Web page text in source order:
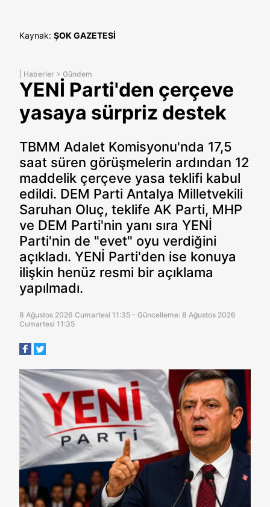
Kaynak: ŞOK GAZETESİ
Haberler > Gündem
YENİ Parti'den çerçeve
yasaya sürpriz destek
TBMM Adalet Komisyonu'nda 17,5
saat süren görüşmelerin ardından 12
maddelik çerçeve yasa teklifi kabul
edildi. DEM Parti Antalya Milletvekili
Saruhan Oluç, teklife AK Parti, MHP
ve DEM Parti'nin yanı sıra YENİ
Parti'nin de "evet" oyu verdiğini
açıkladı. YENİ Parti'den ise konuya
ilişkin henüz resmi bir açıklama
yapılmadı.
8 Ağustos 2026 Cumartesi 11:35 - Güncelleme: 8 Ağustos 2026
Cumartesi 11:35